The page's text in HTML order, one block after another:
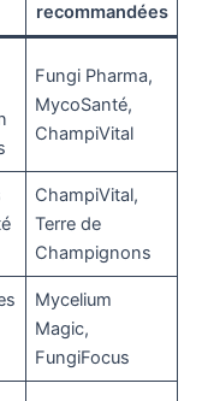
recommandées
Fungi Pharma,
MycoSanté,
ChampiVital
ChampiVital,
Terre de
Champignons
Mycelium
Magic,
FungiFocus